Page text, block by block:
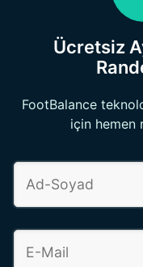
Ücretsiz
FootBalance
için hemen